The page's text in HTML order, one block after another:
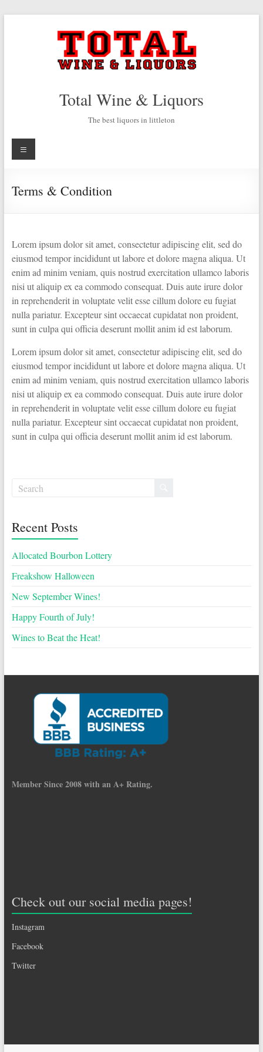
Total Wine & Liquors
The best liquors in littleton
Menu
Terms & Condition
Lorem ipsum dolor sit amet, consectetur adipiscing elit, sed do
eiusmod tempor incididunt ut labore et dolore magna aliqua. Ut
enim ad minim veniam, quis nostrud exercitation ullamco laboris
nisi ut aliquip ex ea commodo consequat. Duis aute irure dolor
in reprehenderit in voluptate velit esse cillum dolore eu fugiat
nulla pariatur. Excepteur sint occaecat cupidatat non proident,
sunt in culpa qui officia deserunt mollit anim id est laborum.
Lorem ipsum dolor sit amet, consectetur adipiscing elit, sed do
eiusmod tempor incididunt ut labore et dolore magna aliqua. Ut
enim ad minim veniam, quis nostrud exercitation ullamco laboris
nisi ut aliquip ex ea commodo consequat. Duis aute irure dolor
in reprehenderit in voluptate velit esse cillum dolore eu fugiat
nulla pariatur. Excepteur sint occaecat cupidatat non proident,
sunt in culpa qui officia deserunt mollit anim id est laborum.
Recent Posts
Allocated Bourbon Lottery
Freakshow Halloween
New September Wines!
Happy Fourth of July!
Wines to Beat the Heat!
Member Since 2008 with an A+ Rating.
Check out our social media pages!
Instagram
Facebook
Twitter